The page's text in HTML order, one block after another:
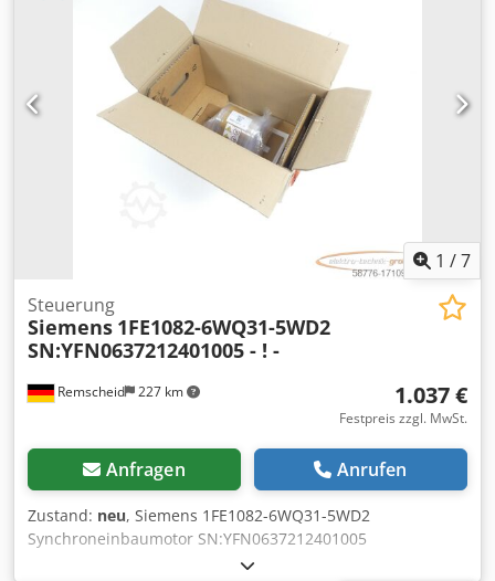
Versand bitte separat anfragen! ATTENTION: Please
enquire for charges for packing and transport separately!
Dsdpfx Aex Dvn Ajb Tjwa
1 /7
Remscheid 227 km
Steuerung
Siemens 1FE1082-6WQ31-5WD2
SN:YFN0637212401005 - ! -
1.037 €
Festpreis zzgl. MwSt.
Anfragen Anrufen
Zustand: neu, Siemens 1FE1082-6WQ31-5WD2
Synchroneinbaumotor SN:YFN0637212401005
,ungebraucht in geöffneter Originalverpackung, 100%